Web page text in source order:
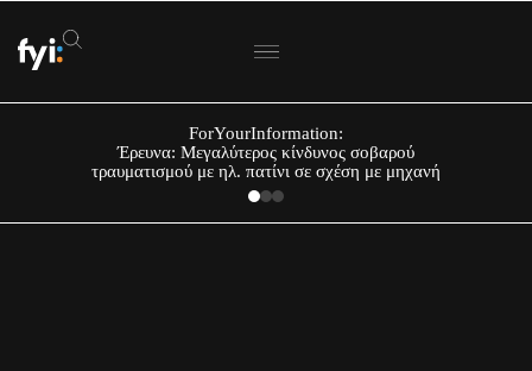
ForYourInformation:
Έρευνα: Μεγαλύτερος κίνδυνος σοβαρού
τραυματισμού με ηλ. πατίνι σε σχέση με μηχανή